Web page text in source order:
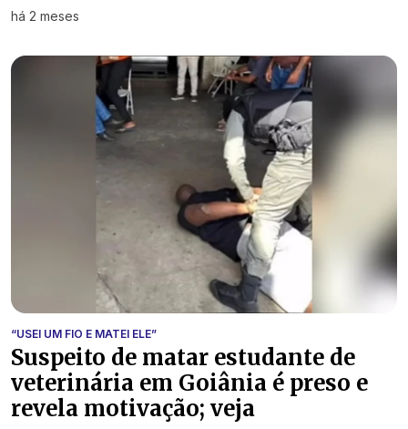
há 2 meses
“USEI UM FIO E MATEI ELE”
Suspeito de matar estudante de
veterinária em Goiânia é preso e
revela motivação; veja